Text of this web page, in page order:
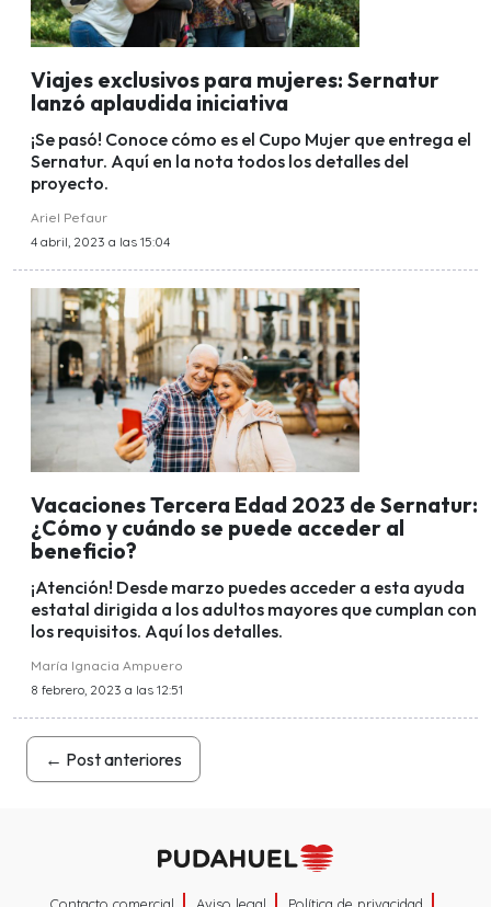
Viajes exclusivos para mujeres: Sernatur
lanzó aplaudida iniciativa
¡Se pasó! Conoce cómo es el Cupo Mujer que entrega el
Sernatur. Aquí en la nota todos los detalles del
proyecto.
Ariel Pefaur
4 abril, 2023 a las 15:04
Vacaciones Tercera Edad 2023 de Sernatur:
¿Cómo y cuándo se puede acceder al
beneficio?
¡Atención! Desde marzo puedes acceder a esta ayuda
estatal dirigida a los adultos mayores que cumplan con
los requisitos. Aquí los detalles.
María Ignacia Ampuero
8 febrero, 2023 a las 12:51
← Post anteriores